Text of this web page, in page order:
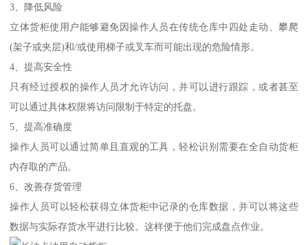
3、降低风险
立体货柜使用户能够避免因操作人员在传统仓库中四处走动、攀爬
(架子或夹层)和/或使用梯子或叉车而可能出现的危险情形。
4、提高安全性
只有经过授权的操作人员才允许访问，并可以进行跟踪，或者甚至
可以通过具体权限将访问限制于特定的托盘。
5、提高准确度
操作人员可以通过简单且直观的工具，轻松识别需要在全自动货柜
内存取的产品。
6、改善存货管理
操作人员可以轻松获得立体货柜中记录的仓库数据，并可以将这些
数据与实际存货水平进行比较。这样便于他们完成盘点作业。